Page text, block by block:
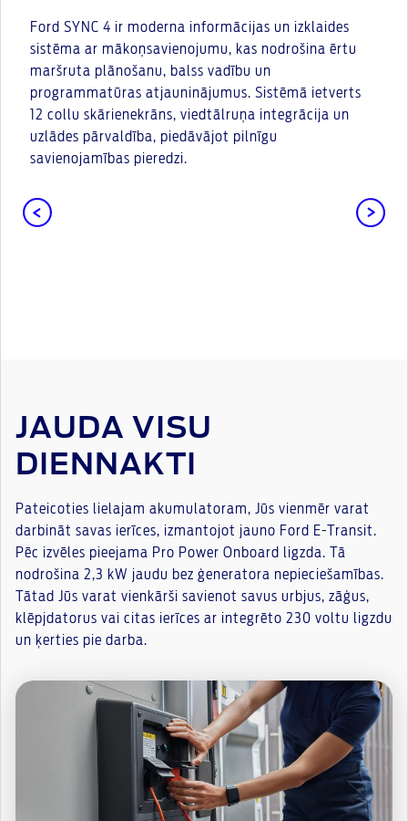
Ford SYNC 4 ir moderna informācijas un izklaides
sistēma ar mākoņsavienojumu, kas nodrošina ērtu
maršruta plānošanu, balss vadību un
programmatūras atjauninājumus. Sistēmā ietverts
12 collu skārienekrāns, viedtālruņa integrācija un
uzlādes pārvaldība, piedāvājot pilnīgu
savienojamības pieredzi.
JAUDA VISU
DIENNAKTI
Pateicoties lielajam akumulatoram, Jūs vienmēr varat
darbināt savas ierīces, izmantojot jauno Ford E-Transit.
Pēc izvēles pieejama Pro Power Onboard ligzda. Tā
nodrošina 2,3 kW jaudu bez ģeneratora nepieciešamības.
Tātad Jūs varat vienkārši savienot savus urbjus, zāģus,
klēpjdatorus vai citas ierīces ar integrēto 230 voltu ligzdu
un ķerties pie darba.